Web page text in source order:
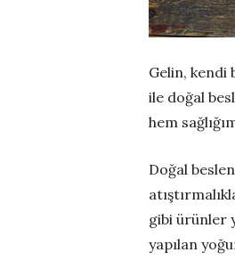
Gelin, kendi
ile doğal
hem
Doğal
gibi ürünler
yapılan